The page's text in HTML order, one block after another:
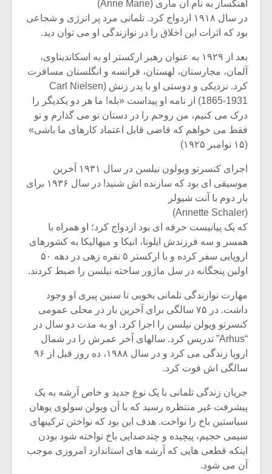
آهنگساز به نام آن ماری (Anne Marie)
در سال ۱۹۱۸ ازدواج کرد. تلمانی مرد پر انرژی و شجاعی
بود که اثرات این اخلاق را در نوازندگی او می توان دید.
بعد از ۱۹۲۹ به عنوان رهبر ارکستر او به اسکاندیناوی،
آلمان، مجارستان، لهستان، فرانسه و انگلستان مسافرت
کرد. نزدیکی و دوستی او با پدر زنش (Carl Nielsen
1865-1931) از نامه او پیداست «بله! ما هر دو یکدیگر را
درک می کنیم، من روحم را در دستان تو می گذارم و تو
فقط می خواهم که قاضی قابل اعتماد کارهای ما باشی»
(۱۵ نوامبر ۱۹۲۵)
اجرای کنسرتو ویولون نیلسن در سال ۱۹۳۱ آخرین
موسیقی ای بود که سازنده اش شنید! در سال ۱۹۳۶ برای
بار دوم با آنت شیولر
(Annette Schaler)
که یک پیانیست حرفه ای بود ازدواج کرد؛ او همراه با
همسر و سه فرزندش ایلونا، انیکا و میهالیکا به کشورهای
اروپایی سفر کرده و با ارکستر ۵ نفره زهی در دهه ۵۰
اولین پنجگانه در سل ماژور ساخته نیلسن را ضبط کردند.
مهارت نوازندگی تلمانی بخوبی تا سنین پیری او وجود
داشت. در ۷۵ سالگی برای آخرین بار در محلی عمومی
کنسرتو ویولن نیلسن را اجرا کرد. او به مدت دو سال در
“Arhus” تدریس کرد. سالهای آخر عمرش را در شمال
اروپا زندگی می کرد و در سال ۱۹۸۸، ده روز قبل از ۹۶
سالگی اش فوت کرد.
جریان زندگی تلمانی با یک نوع جدید و خاص آرشه به یک
پیشرفت غیر منتظره رسید که با آن ویولن سولوی یوهان
سباستین باخ را نواخت. هدف این بود که نواختن ترکیبهای
سیمی حجیم، پیچیده و چندصدایی باخ نواخته شود بودن
اینکه قطعی هایی که آرشه های استاندارد امروزی موجب
آن می شود.